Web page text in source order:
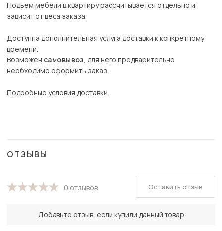
Подъем мебели в квартиру рассчитывается отдельно и
зависит от веса заказа.
Доступна дополнительная услуга доставки к конкретному
времени.
Возможен самовывоз, для него предварительно
необходимо оформить заказ.
Подробные условия доставки
ОТЗЫВЫ
0 отзывов
Добавьте отзыв, если купили данный товар
Оставить отзыв